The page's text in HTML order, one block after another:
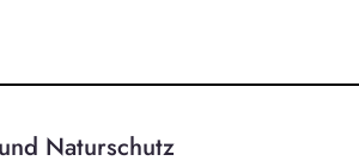
Naturschutz